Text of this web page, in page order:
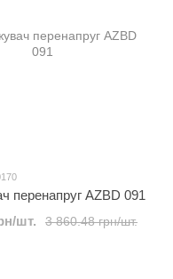
перенапруг AZBD 091
3 860.48 грн/шт.
шт.